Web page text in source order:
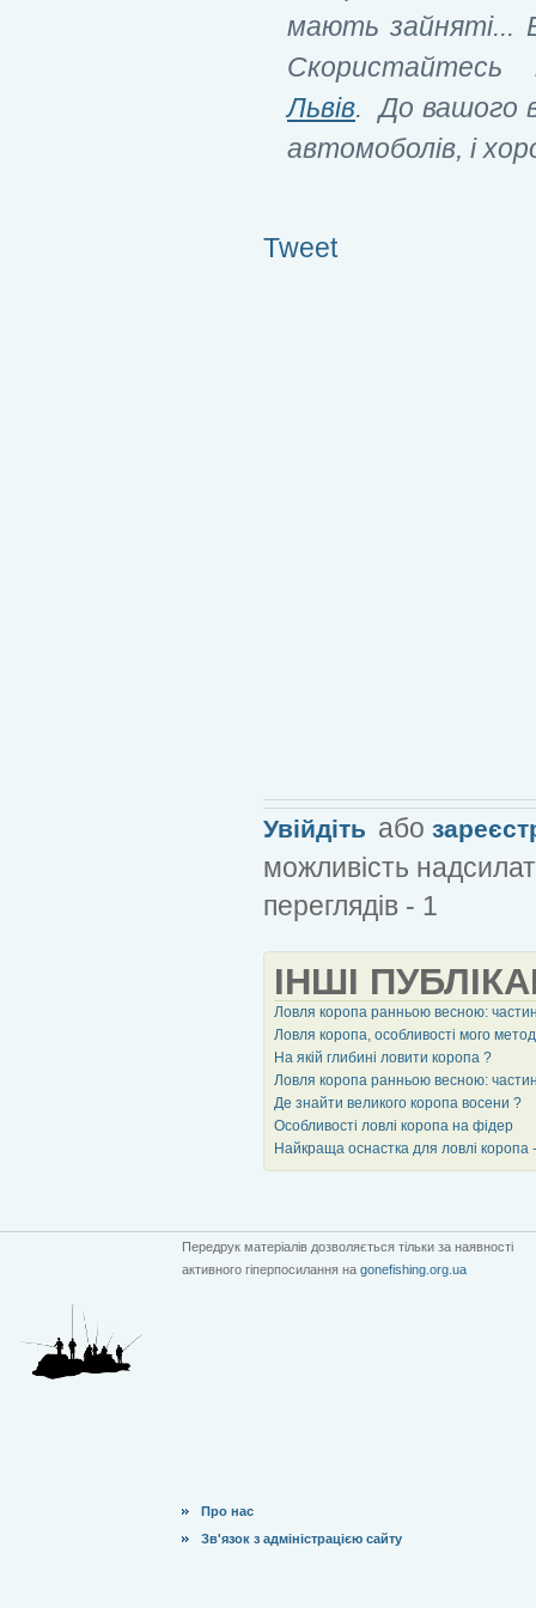
мають зайняті...
Львів. До вашого
автомоболів, і
Tweet
Увійдіть або
можливість
переглядів - 1
ІНШІ
Ловля коропа ранньою весною:
Ловля коропа, особливості мого
На якій глибині ловити коропа ?
Ловля коропа ранньою весною:
Де знайти великого коропа восени ?
Особливості ловлі коропа на фідер
Найкраща оснастка для ловлі
Передрук матеріалів дозволяється тільки за наявності
активного гіперпосилання на gonefishing.org.ua
Про нас
Зв'язок з адміністрацією сайту